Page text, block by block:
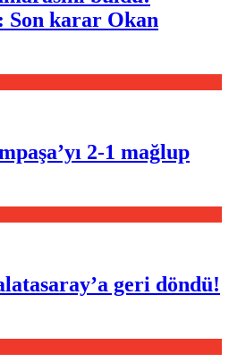
Son karar Okan
2-1 mağlup
geri döndü!